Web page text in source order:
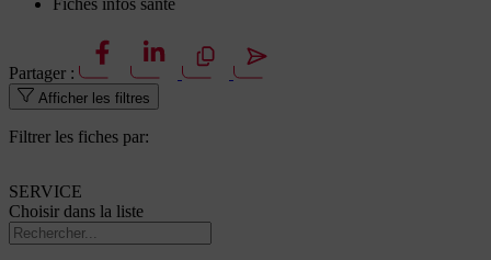
Partager :
Afficher les filtres
Filtrer les fiches par:
SERVICE
Choisir dans la liste